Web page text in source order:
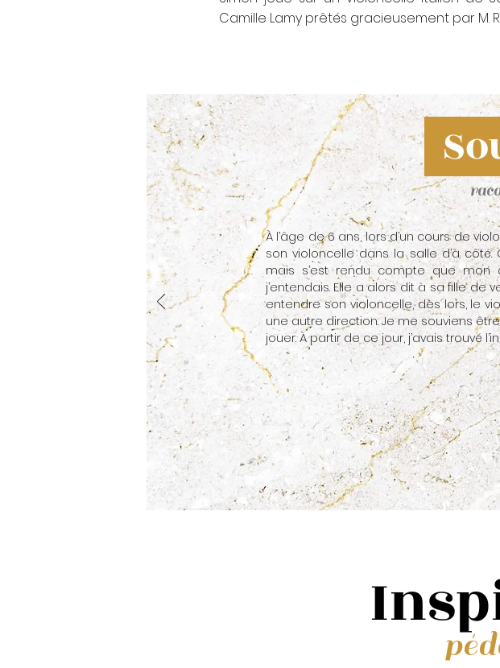
Camille Lamy prêtés gracieusement par M.
À l’âge de 6 ans, lors d’un cours de
son violoncelle dans la salle d’à
mais s’est rendu compte que
j’entendais. Elle a alors dit à sa fille
entendre son violoncelle, dès lors, le
une autre direction. Je me souviens
jouer. À partir de ce jour, j’avais trouvé